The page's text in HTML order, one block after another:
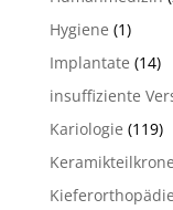
Hygiene (1)
Implantate (14)
insuffiziente
Kariologie (119)
Kieferorthopädie